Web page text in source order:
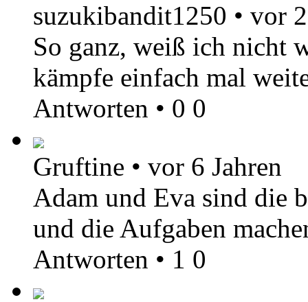
suzukibandit1250 • vor
So ganz, weiß ich nicht
kämpfe einfach mal
Antworten • 0 0
Gruftine • vor 6 Jahren
Adam und Eva sind die
und die Aufgaben
Antworten • 1 0